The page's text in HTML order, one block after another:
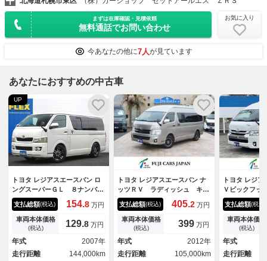
まずは在庫確認・見積依頼
無料通話でお問い合わせ
お気に入り
今あなたの他に7人が見ています
あなたにおすすめの中古車
UP
トヨタ レジアスエースバン ロ
ングスーパーＧＬ ８ナンバ
ー ベッドキット ベッドキッ
ト ケンウッド７インチナビ
１６インチアルミホイール ロ
ーダウン ＥＴＣ バックカメ
ラ シートカバー 車いす積載
用ラダー ライトカスタム ガ
ソリン
支払総額(税込) 154.8 万円
車両本体価格
(税込) 129.8 万円
年式
2007年
走行距離
144,000km
トヨタ レジアスエースバン ナ
ッツＲＶ ラディッシュ キャ
ンピングカー ８ナンバー ツ
インサブバッテリー １８００
Ｗインバーター マックスファ
ン べバストＦＦヒーター シ
ンク フリップダウンモニタ
ー 走行充電 外部充電 リア
ＵＩビークルスタビライザー
支払総額(税込) 405.2 万円
車両本体価格
(税込) 399 万円
年式
2012年
走行距離
105,000km
トヨタ レジ
Ｖビックフッ
タービア 給
ク・家庭用冷
ジ・ＩＨ・ツ
ー・走行充電
外部電源・イ
０Ｗ・ソーラ
ベント・ＦＦ
支払総額(税込)
車両本体価格
(税込)
年式
走行距離